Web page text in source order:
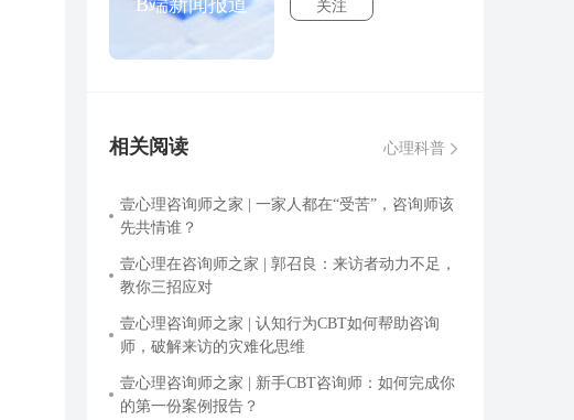
B端新闻报道 关注
相关阅读 心理科普
壹心理咨询师之家 | 一家人都在“受苦”，咨询师该
先共情谁？
壹心理在咨询师之家 | 郭召良：来访者动力不足，
教你三招应对
壹心理咨询师之家 | 认知行为CBT如何帮助咨询
师，破解来访的灾难化思维
壹心理咨询师之家 | 新手CBT咨询师：如何完成你
的第一份案例报告？